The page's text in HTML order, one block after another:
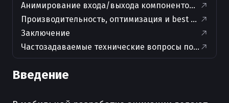
Анимирование входа/выхода компонентов:
Производительность, оптимизация и best practices
Заключение
Частозадаваемые технические вопросы по теме
Введение